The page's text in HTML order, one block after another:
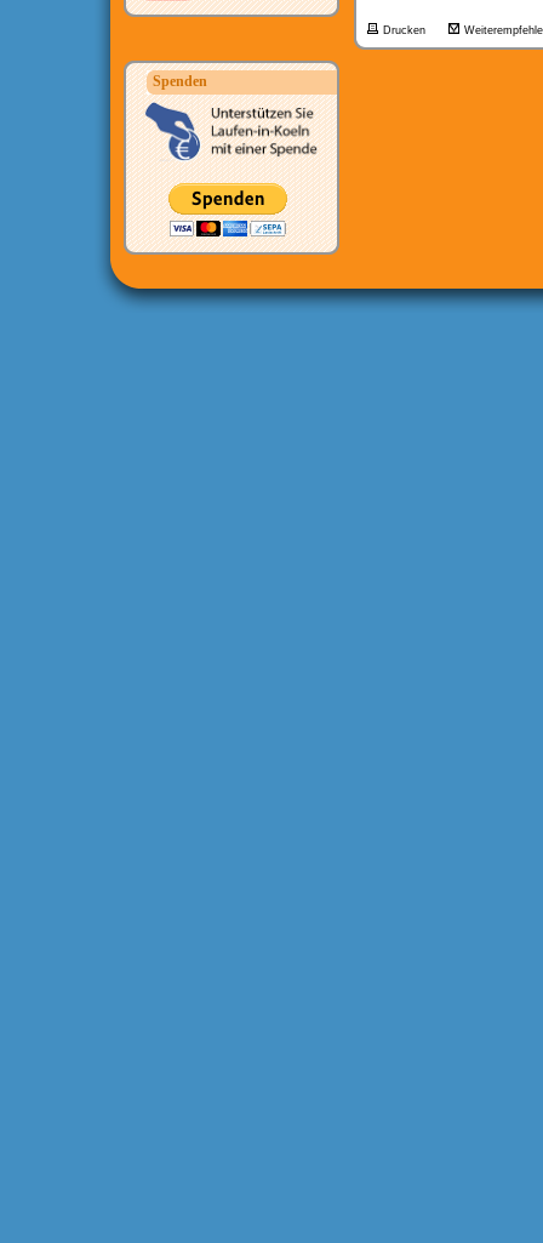
Spenden
Drucken